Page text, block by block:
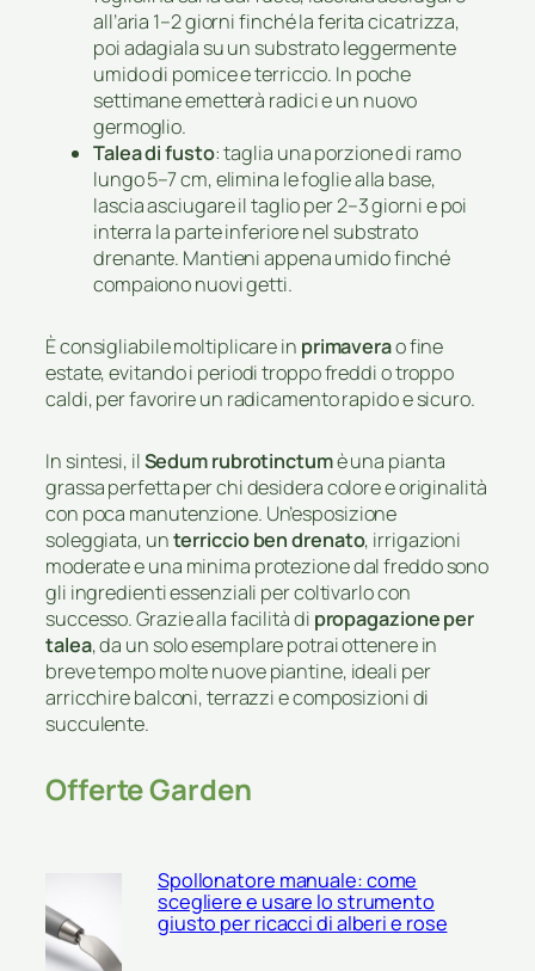
all’aria 1–2 giorni finché la ferita cicatrizza,
poi adagiala su un substrato leggermente
umido di pomice e terriccio. In poche
settimane emetterà radici e un nuovo
germoglio.
Talea di fusto: taglia una porzione di ramo
lungo 5–7 cm, elimina le foglie alla base,
lascia asciugare il taglio per 2–3 giorni e poi
interra la parte inferiore nel substrato
drenante. Mantieni appena umido finché
compaiono nuovi getti.
È consigliabile moltiplicare in primaverao fine
estate, evitando i periodi troppo freddi o troppo
caldi, per favorire un radicamento rapido e sicuro.
In sintesi, ilSedum rubrotinctumè una pianta
grassa perfetta per chi desidera colore e originalità
con poca manutenzione. Un’esposizione
soleggiata, unterriccio ben drenato, irrigazioni
moderate e una minima protezione dal freddo sono
gli ingredienti essenziali per coltivarlo con
successo. Grazie alla facilità di propagazione per
talea, da un solo esemplare potrai ottenere in
breve tempo molte nuove piantine, ideali per
arricchire balconi, terrazzi e composizioni di
succulente.
Offerte Garden
Spollonatore manuale: come
scegliere e usare lo strumento
giusto per ricacci di alberi e rose